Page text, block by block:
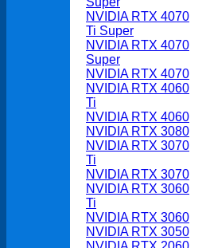
NVIDIA RTX 4070
Ti Super
NVIDIA RTX 4070
Super
NVIDIA RTX 4070
NVIDIA RTX 4060
Ti
NVIDIA RTX 4060
NVIDIA RTX 3080
NVIDIA RTX 3070
Ti
NVIDIA RTX 3070
NVIDIA RTX 3060
Ti
NVIDIA RTX 3060
NVIDIA RTX 3050